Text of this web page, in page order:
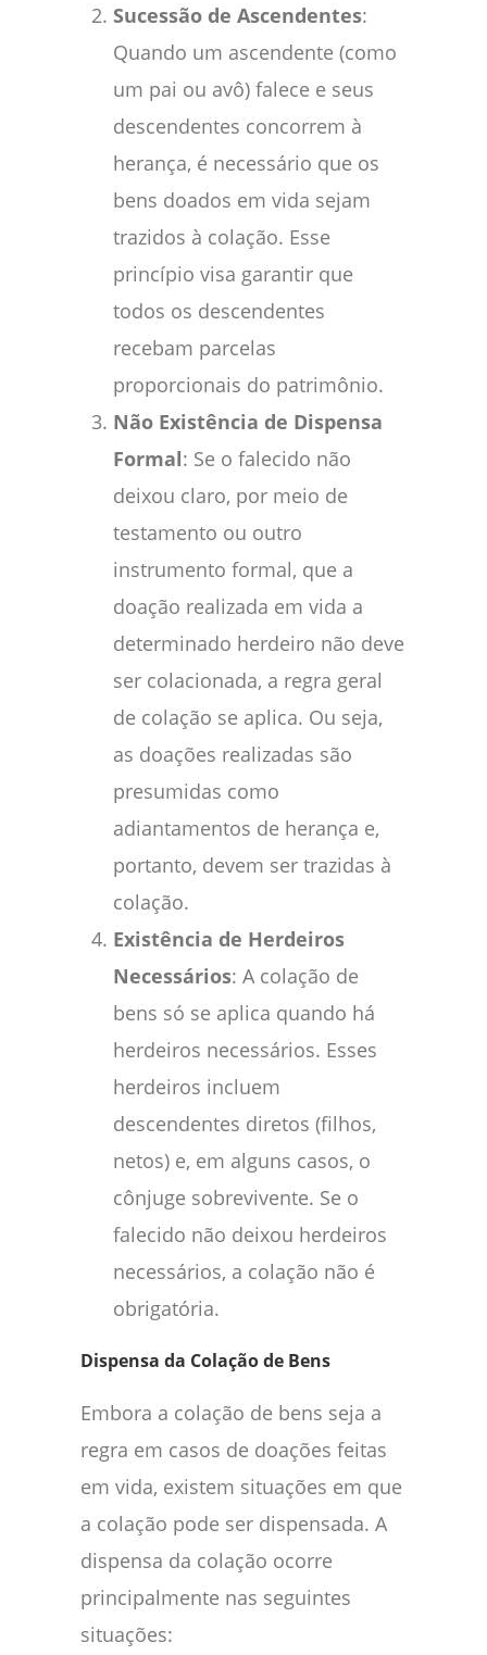
Sucessão de Ascendentes:
Quando um ascendente (como
um pai ou avô) falece e seus
descendentes concorrem à
herança, é necessário que os
bens doados em vida sejam
trazidos à colação. Esse
princípio visa garantir que
todos os descendentes
recebam parcelas
proporcionais do patrimônio.
Não Existência de Dispensa
Formal: Se o falecido não
deixou claro, por meio de
testamento ou outro
instrumento formal, que a
doação realizada em vida a
determinado herdeiro não deve
ser colacionada, a regra geral
de colação se aplica. Ou seja,
as doações realizadas são
presumidas como
adiantamentos de herança e,
portanto, devem ser trazidas à
colação.
Existência de Herdeiros
Necessários: A colação de
bens só se aplica quando há
herdeiros necessários. Esses
herdeiros incluem
descendentes diretos (filhos,
netos) e, em alguns casos, o
cônjuge sobrevivente. Se o
falecido não deixou herdeiros
necessários, a colação não é
obrigatória.
Dispensa da Colação de Bens
Embora a colação de bens seja a
regra em casos de doações feitas
em vida, existem situações em que
a colação pode ser dispensada. A
dispensa da colação ocorre
principalmente nas seguintes
situações: